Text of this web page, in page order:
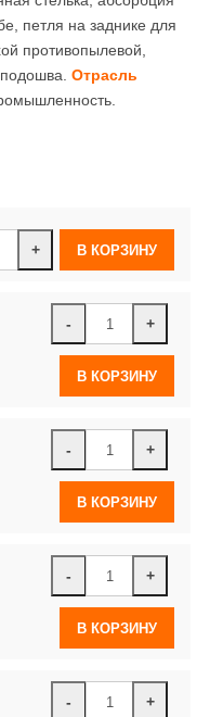
петля на заднике для
противопылевой,
Отрасль
+
- +
- +
- +
- +